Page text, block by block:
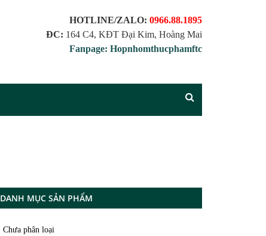
HOTLINE/ZALO: 0966.88.1895
ĐC: 164 C4, KĐT Đại Kim, Hoàng Mai
Fanpage: Hopnhomthucphamftc
DANH MỤC SẢN PHẨM
Chưa phân loại